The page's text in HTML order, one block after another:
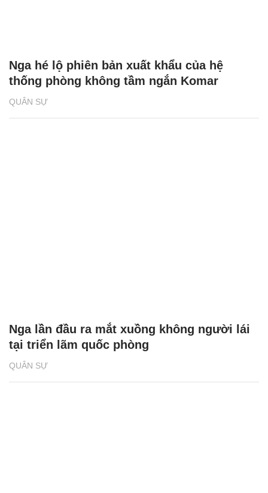
QUÂN SỰ
Nga hé lộ phiên bản xuất khẩu của hệ
thống phòng không tầm ngắn Komar
QUÂN SỰ
Nga lần đầu ra mắt xuồng không người lái
tại triển lãm quốc phòng